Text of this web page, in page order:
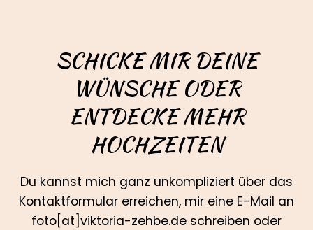
SCHICKE MIR DEINE
WÜNSCHE ODER
ENTDECKE MEHR
HOCHZEITEN
Du kannst mich ganz unkompliziert über das
Kontaktformular erreichen, mir eine E-Mail an
foto[at]viktoria-zehbe.de schreiben oder